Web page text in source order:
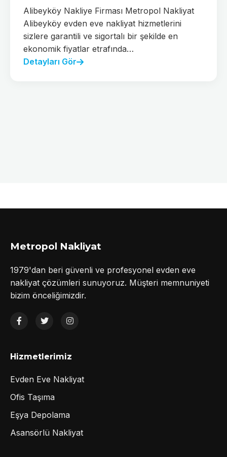
Alibeyköy Nakliye Firması Metropol Nakliyat
Alibeyköy evden eve nakliyat hizmetlerini
sizlere garantili ve sigortalı bir şekilde en
ekonomik fiyatlar etrafında…
Detayları Gör
Metropol Nakliyat
1979'dan beri güvenli ve profesyonel evden eve
nakliyat çözümleri sunuyoruz. Müşteri memnuniyeti
bizim önceliğimizdir.
Hizmetlerimiz
Evden Eve Nakliyat
Ofis Taşıma
Eşya Depolama
Asansörlü Nakliyat